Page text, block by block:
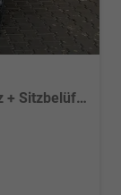
PHEV Black Line 4WD 7-Sitzer / 4x Shz + Sitzbelüftung ACC Head-Up 360° Kam. Leder Alu 20"